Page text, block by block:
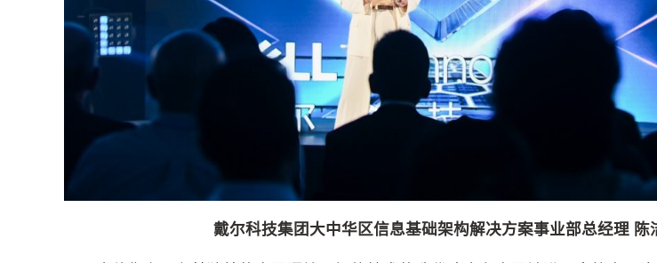
戴尔科技集团大中华区信息基础架构解决方案事业部总经理 陈